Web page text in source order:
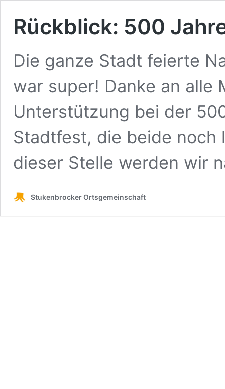
Rückblick: 500
Die ganze Stadt feierte
war super! Danke an alle
Unterstützung bei der
Stadtfest, die beide noch
dieser Stelle werden wir
Stukenbrocker Ortsgemeinschaft